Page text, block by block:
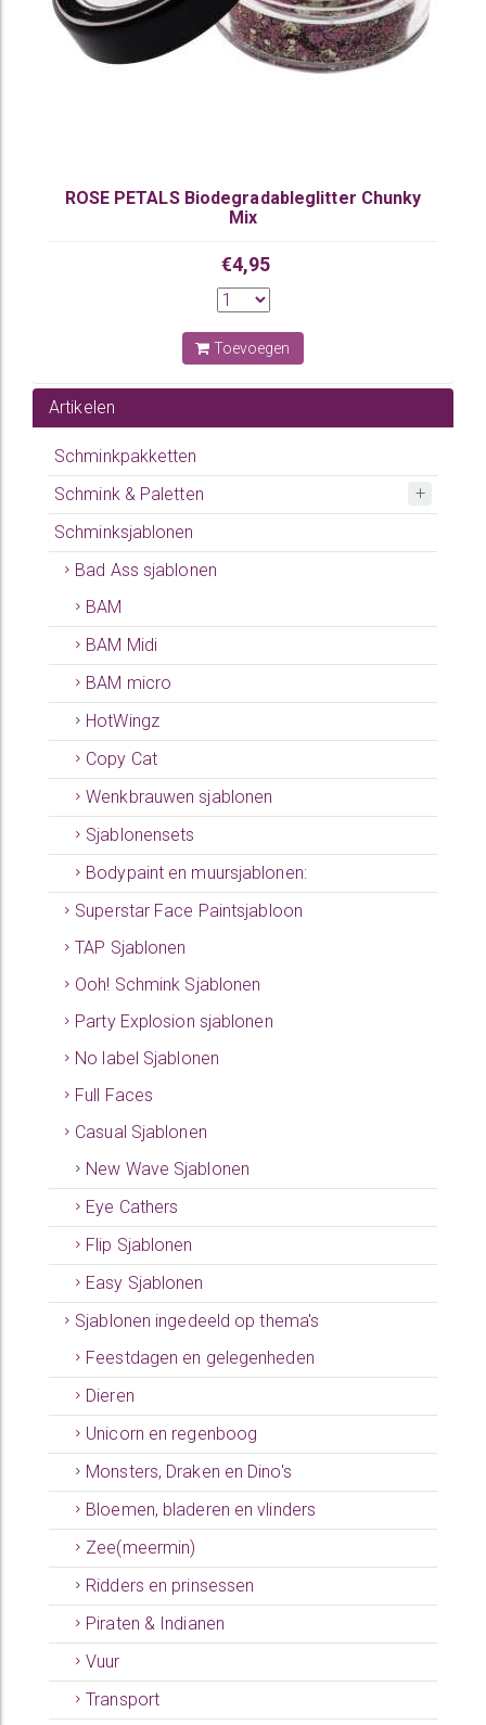
ROSE PETALS Biodegradableglitter Chunky
Mix
€4,95
Toevoegen
Artikelen
Schminkpakketten
Schmink & Paletten
Schminksjablonen
Bad Ass sjablonen
BAM
BAM Midi
BAM micro
HotWingz
Copy Cat
Wenkbrauwen sjablonen
Sjablonensets
Bodypaint en muursjablonen:
Superstar Face Paintsjabloon
TAP Sjablonen
Ooh! Schmink Sjablonen
Party Explosion sjablonen
No label Sjablonen
Full Faces
Casual Sjablonen
New Wave Sjablonen
Eye Cathers
Flip Sjablonen
Easy Sjablonen
Sjablonen ingedeeld op thema's
Feestdagen en gelegenheden
Dieren
Unicorn en regenboog
Monsters, Draken en Dino's
Bloemen, bladeren en vlinders
Zee(meermin)
Ridders en prinsessen
Piraten & Indianen
Vuur
Transport